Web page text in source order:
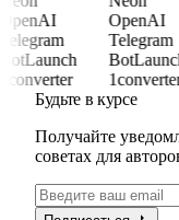
OpenAI
Telegram
BotLaunch
1converter
OpenAI
Telegram
Будьте в курсе
Получайте
советах для